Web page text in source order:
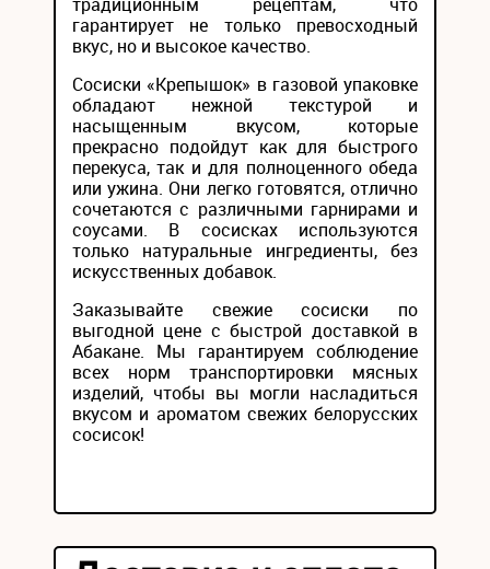
гарантирует не только превосходный
вкус, но и высокое качество.
Сосиски «Крепышок» в газовой упаковке
обладают нежной текстурой и
насыщенным вкусом, которые
прекрасно подойдут как для быстрого
перекуса, так и для полноценного обеда
или ужина. Они легко готовятся, отлично
сочетаются с различными гарнирами и
соусами. В сосисках используются
только натуральные ингредиенты, без
искусственных добавок.
Заказывайте свежие сосиски по
выгодной цене с быстрой доставкой в
Абакане. Мы гарантируем соблюдение
всех норм транспортировки мясных
изделий, чтобы вы могли насладиться
вкусом и ароматом свежих белорусских
сосисок!